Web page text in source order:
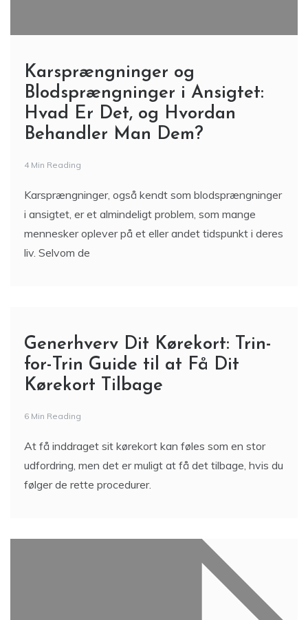
Karsprængninger og
Blodsprængninger i Ansigtet:
Hvad Er Det, og Hvordan
Behandler Man Dem?
4 Min Reading
Karsprængninger, også kendt som blodsprængninger
i ansigtet, er et almindeligt problem, som mange
mennesker oplever på et eller andet tidspunkt i deres
liv. Selvom de
Generhverv Dit Kørekort: Trin-
for-Trin Guide til at Få Dit
Kørekort Tilbage
6 Min Reading
At få inddraget sit kørekort kan føles som en stor
udfordring, men det er muligt at få det tilbage, hvis du
følger de rette procedurer.